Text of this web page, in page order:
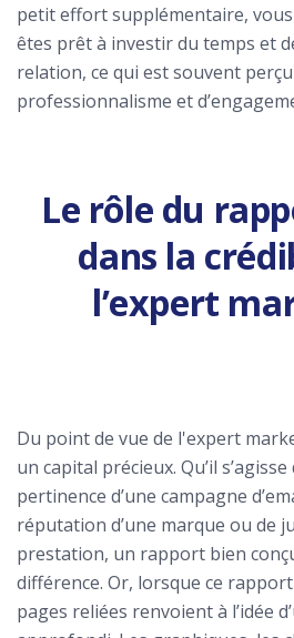
petit effort supplémentaire,
êtes prêt à investir du temps et
relation, ce qui est souvent
professionnalisme et
Le rôle du
dans la
l’expert
Du point de vue de l'expert
un capital précieux. Qu’il
pertinence d’une campagne
réputation d’une marque ou de
prestation, un rapport bien
différence. Or, lorsque ce
pages reliées renvoient à l’idée